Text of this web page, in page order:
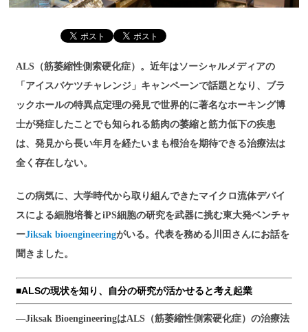
ALS（筋萎縮性側索硬化症）。近年はソーシャルメディアの
「アイスバケツチャレンジ」キャンペーンで話題となり、ブラ
ックホールの特異点定理の発見で世界的に著名なホーキング博
士が発症したことでも知られる筋肉の萎縮と筋力低下の疾患
は、発見から長い年月を経たいまも根治を期待できる治療法は
全く存在しない。
この病気に、大学時代から取り組んできたマイクロ流体デバイ
スによる細胞培養とiPS細胞の研究を武器に挑む東大発ベンチャ
ーJiksak bioengineeringがいる。代表を務める川田さんにお話を
聞きました。
■ALSの現状を知り、自分の研究が活かせると考え起業
―Jiksak BioengineeringはALS（筋萎縮性側索硬化症）の治療法